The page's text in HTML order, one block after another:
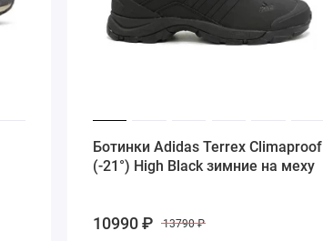
Ботинки Adidas Terrex Climaproof
(-21°) High Black зимние на меху
10990 ₽ 13790 ₽